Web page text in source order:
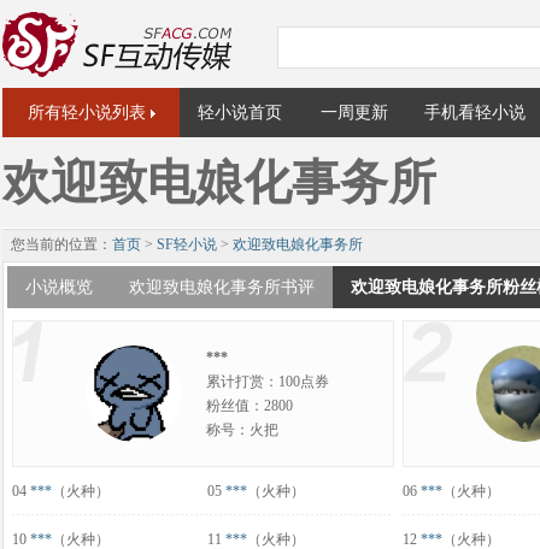
所有轻小说列表 轻小说首页 一周更新 手机看轻小说
欢迎致电娘化事务所
您当前的位置： 首页 > SF轻小说 > 欢迎致电娘化事务所
小说概览 欢迎致电娘化事务所书评 欢迎致电娘化事务所粉丝
***
累计打赏：100点券
粉丝值：2800
称号：火把
04 *** （火种） 05 *** （火种） 06 *** （火种）
10 *** （火种） 11 *** （火种） 12 *** （火种）